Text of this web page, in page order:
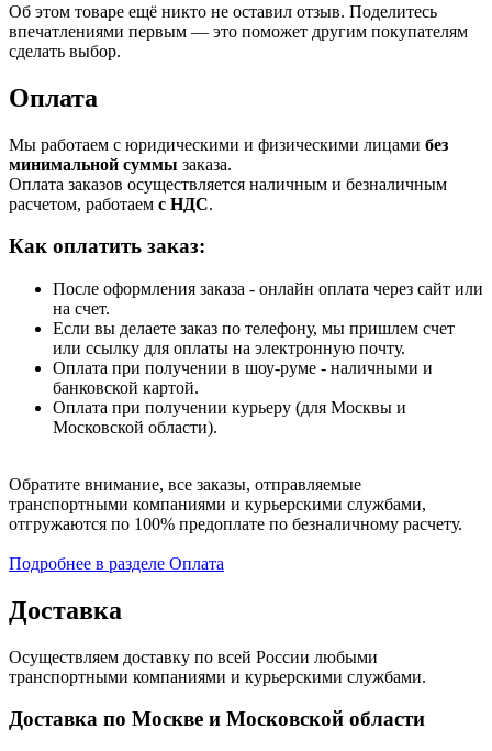
Об этом товаре ещё никто не оставил отзыв. Поделитесь
впечатлениями первым — это поможет другим покупателям
сделать выбор.
Оплата
Мы работаем с юридическими и физическими лицами без
минимальной суммы заказа.
Оплата заказов осуществляется наличным и безналичным
расчетом, работаем с НДС.
Как оплатить заказ:
После оформления заказа - онлайн оплата через сайт или
на счет.
Если вы делаете заказ по телефону, мы пришлем счет
или ссылку для оплаты на электронную почту.
Оплата при получении в шоу-руме - наличными и
банковской картой.
Оплата при получении курьеру (для Москвы и
Московской области).
Обратите внимание, все заказы, отправляемые
транспортными компаниями и курьерскими службами,
отгружаются по 100% предоплате по безналичному расчету.
Подробнее в разделе Оплата
Доставка
Осуществляем доставку по всей России любыми
транспортными компаниями и курьерскими службами.
Доставка по Москве и Московской области